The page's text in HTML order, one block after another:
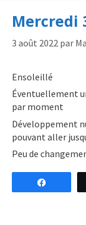
Mercredi
3 août 2022 par
Ensoleillé
Éventuellement
par moment
Développement
pouvant aller
Peu de